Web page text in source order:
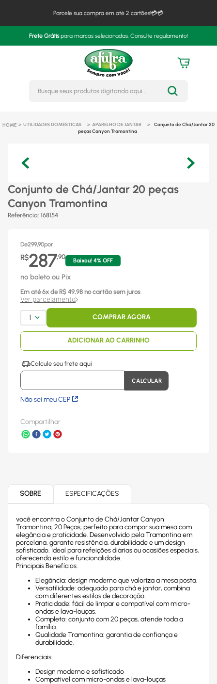
Parcele sua compra em até 2 cartões!💳💳
Frete Grátispara marcas selecionadas. Consulte regulamento!
Busque seus produtos
UTILIDADES DOMÉSTICAS APARELHO DE JANTAR
Conjunto de Chá/Jantar 20
peças Canyon Tramontina
Conjunto de Chá/Jantar 20 peças
Canyon Tramontina
Referência: 168154
De299,90por
R$287,90
Baixou! 4% OFF
no boleto ou Pix
Em até 6x de R$ 49,98 no cartão sem juros
Ver parcelamento
1 COMPRAR AGORA
ADICIONAR AO CARRINHO
Não sei meu CEP
Compartilhar
SOBRE ESPECIFICAÇÕES
você encontra o Conjunto de Chá/Jantar Canyon
Tramontina, 20 Peças, perfeito para compor sua mesa com
elegância e praticidade. Desenvolvido pela Tramontina em
porcelana, garante resistência, durabilidade e um design
sofisticado. Ideal para refeições diárias ou ocasiões especiais,
oferecendo estilo e funcionalidade.
Principais Benefícios:
Elegância: design moderno que valoriza a mesa posta.
Versatilidade: adequado para chá e jantar, combina
com diferentes estilos de decoração.
Praticidade: fácil de limpar e compatível com micro-
ondas e lava-louças.
Completo: conjunto com 20 peças, atende toda a
família.
Qualidade Tramontina: garantia de confiança e
durabilidade.
Diferenciais:
Design moderno e sofisticado
Compatível com micro-ondas e lava-louças